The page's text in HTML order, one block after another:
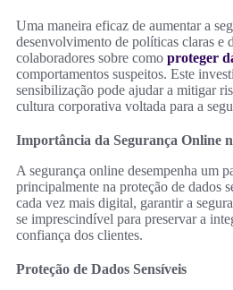
Uma maneira eficaz de aumentar a
desenvolvimento de políticas claras e
colaboradores sobre como proteger
comportamentos suspeitos. Este
sensibilização pode ajudar a mitigar
cultura corporativa voltada para a
Importância da Segurança Online
A segurança online desempenha um
principalmente na proteção de dados
cada vez mais digital, garantir a
se imprescindível para preservar a
confiança dos clientes.
Proteção de Dados Sensíveis